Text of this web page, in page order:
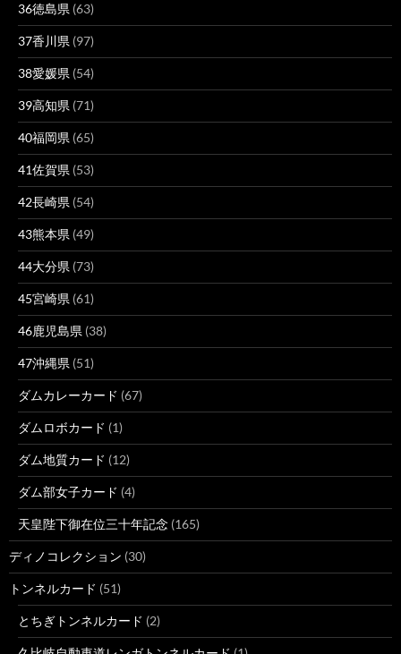
36徳島県 (63)
37香川県 (97)
38愛媛県 (54)
39高知県 (71)
40福岡県 (65)
41佐賀県 (53)
42長崎県 (54)
43熊本県 (49)
44大分県 (73)
45宮崎県 (61)
46鹿児島県 (38)
47沖縄県 (51)
ダムカレーカード (67)
ダムロボカード (1)
ダム地質カード (12)
ダム部女子カード (4)
天皇陛下御在位三十年記念 (165)
ディノコレクション (30)
トンネルカード (51)
とちぎトンネルカード (2)